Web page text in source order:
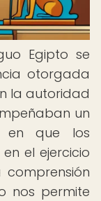
Egipto se
otorgada
la autoridad
un
que los
el ejercicio
nos permite